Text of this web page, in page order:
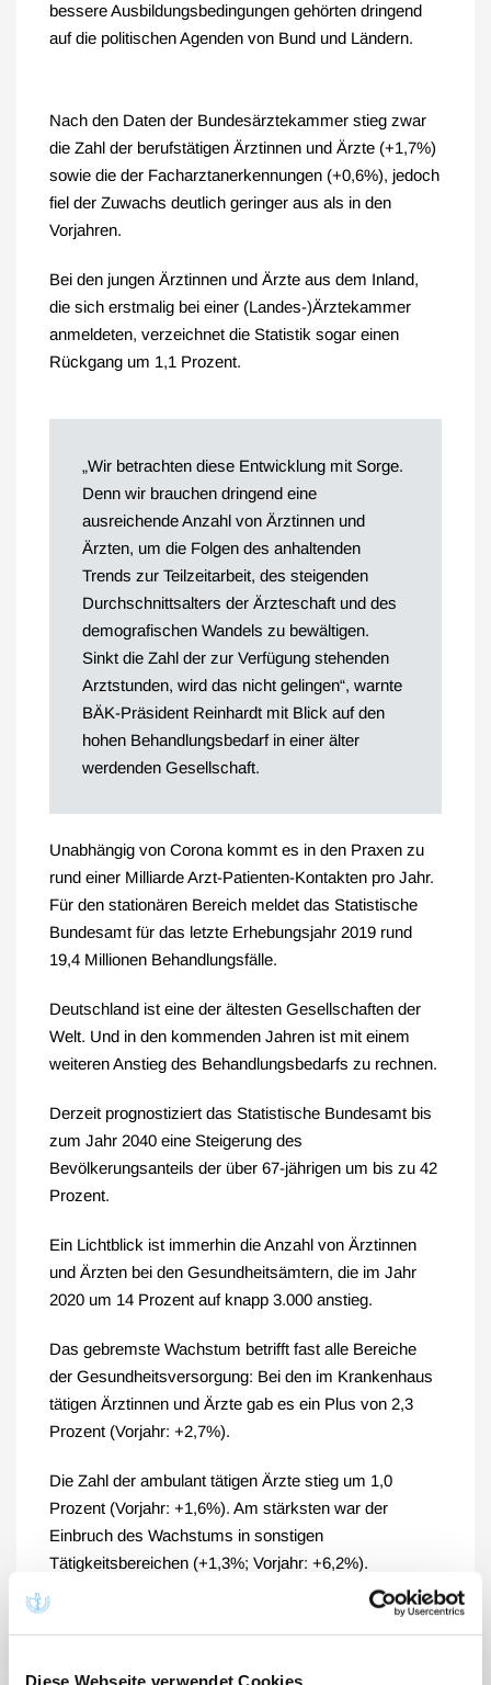
Diese Webseite verwendet Cookies
bessere Ausbildungsbedingungen gehörten dringend
auf die politischen Agenden von Bund und Ländern.
Nach den Daten der Bundesärztekammer stieg zwar
die Zahl der berufstätigen Ärztinnen und Ärzte (+1,7%)
sowie die der Facharztanerkennungen (+0,6%), jedoch
fiel der Zuwachs deutlich geringer aus als in den
Vorjahren.
Bei den jungen Ärztinnen und Ärzte aus dem Inland,
die sich erstmalig bei einer (Landes-)Ärztekammer
anmeldeten, verzeichnet die Statistik sogar einen
Rückgang um 1,1 Prozent.
„Wir betrachten diese Entwicklung mit Sorge.
Denn wir brauchen dringend eine
ausreichende Anzahl von Ärztinnen und
Ärzten, um die Folgen des anhaltenden
Trends zur Teilzeitarbeit, des steigenden
Durchschnittsalters der Ärzteschaft und des
demografischen Wandels zu bewältigen.
Sinkt die Zahl der zur Verfügung stehenden
Arztstunden, wird das nicht gelingen“, warnte
BÄK-Präsident Reinhardt mit Blick auf den
hohen Behandlungsbedarf in einer älter
werdenden Gesellschaft.
Unabhängig von Corona kommt es in den Praxen zu
rund einer Milliarde Arzt-Patienten-Kontakten pro Jahr.
Für den stationären Bereich meldet das Statistische
Bundesamt für das letzte Erhebungsjahr 2019 rund
19,4 Millionen Behandlungsfälle.
Deutschland ist eine der ältesten Gesellschaften der
Welt. Und in den kommenden Jahren ist mit einem
weiteren Anstieg des Behandlungsbedarfs zu rechnen.
Derzeit prognostiziert das Statistische Bundesamt bis
zum Jahr 2040 eine Steigerung des
Bevölkerungsanteils der über 67-jährigen um bis zu 42
Prozent.
Ein Lichtblick ist immerhin die Anzahl von Ärztinnen
und Ärzten bei den Gesundheitsämtern, die im Jahr
2020 um 14 Prozent auf knapp 3.000 anstieg.
Das gebremste Wachstum betrifft fast alle Bereiche
der Gesundheitsversorgung: Bei den im Krankenhaus
tätigen Ärztinnen und Ärzte gab es ein Plus von 2,3
Prozent (Vorjahr: +2,7%).
Die Zahl der ambulant tätigen Ärzte stieg um 1,0
Prozent (Vorjahr: +1,6%). Am stärksten war der
Einbruch des Wachstums in sonstigen
Tätigkeitsbereichen (+1,3%; Vorjahr: +6,2%).
Auch bei den Facharztanerkennungen fiel der
Zuwachs im Jahr 2020 geringer aus. Er stieg lediglich